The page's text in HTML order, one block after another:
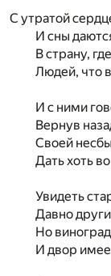
С утратой
И сны
В страну,
Людей, что
И с ними
Вернув
Своей
Дать хоть
Увидеть
Давно
Но
И двор